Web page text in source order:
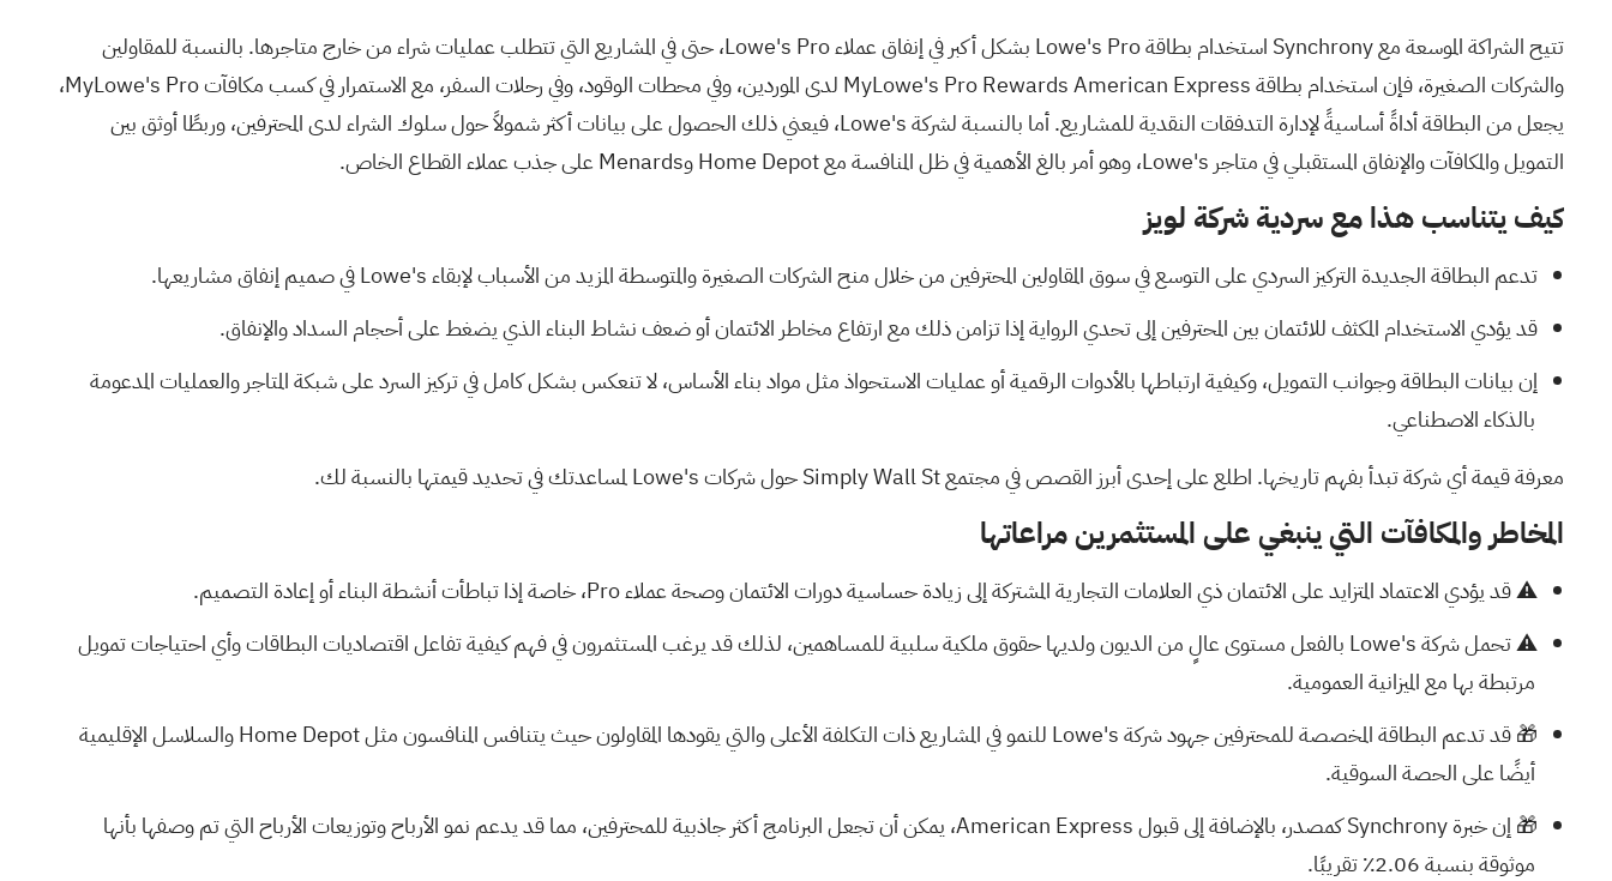
تتيح الشراكة الموسعة مع Synchrony استخدام بطاقة Lowe's Pro بشكل أكبر في إنفاق عملاء Lowe's Pro، حتى في المشاريع التي تتطلب عمليات شراء من خارج متاجرها. بالنسبة للمقاولين
والشركات الصغيرة، فإن استخدام بطاقة MyLowe's Pro Rewards American Express لدى الموردين، وفي محطات الوقود، وفي رحلات السفر، مع الاستمرار في كسب مكافآت MyLowe's Pro،
يجعل من البطاقة أداةً أساسيةً لإدارة التدفقات النقدية للمشاريع. أما بالنسبة لشركة Lowe's، فيعني ذلك الحصول على بيانات أكثر شمولاً حول سلوك الشراء لدى المحترفين، وربطًا أوثق بين
التمويل والمكافآت والإنفاق المستقبلي في متاجر Lowe's، وهو أمر بالغ الأهمية في ظل المنافسة مع Home Depot وMenards على جذب عملاء القطاع الخاص.
كيف يتناسب هذا مع سردية شركة لويز
تدعم البطاقة الجديدة التركيز السردي على التوسع في سوق المقاولين المحترفين من خلال منح الشركات الصغيرة والمتوسطة المزيد من الأسباب لإبقاء Lowe's في صميم إنفاق مشاريعها.
قد يؤدي الاستخدام المكثف للائتمان بين المحترفين إلى تحدي الرواية إذا تزامن ذلك مع ارتفاع مخاطر الائتمان أو ضعف نشاط البناء الذي يضغط على أحجام السداد والإنفاق.
إن بيانات البطاقة وجوانب التمويل، وكيفية ارتباطها بالأدوات الرقمية أو عمليات الاستحواذ مثل مواد بناء الأساس، لا تنعكس بشكل كامل في تركيز السرد على شبكة المتاجر والعمليات المدعومة
بالذكاء الاصطناعي.
معرفة قيمة أي شركة تبدأ بفهم تاريخها. اطلع على إحدى أبرز القصص في مجتمع Simply Wall St حول شركات Lowe's لمساعدتك في تحديد قيمتها بالنسبة لك.
المخاطر والمكافآت التي ينبغي على المستثمرين مراعاتها
⚠️ قد يؤدي الاعتماد المتزايد على الائتمان ذي العلامات التجارية المشتركة إلى زيادة حساسية دورات الائتمان وصحة عملاء Pro، خاصة إذا تباطأت أنشطة البناء أو إعادة التصميم.
⚠️ تحمل شركة Lowe's بالفعل مستوى عالٍ من الديون ولديها حقوق ملكية سلبية للمساهمين، لذلك قد يرغب المستثمرون في فهم كيفية تفاعل اقتصاديات البطاقات وأي احتياجات تمويل
مرتبطة بها مع الميزانية العمومية.
🎁 قد تدعم البطاقة المخصصة للمحترفين جهود شركة Lowe's للنمو في المشاريع ذات التكلفة الأعلى والتي يقودها المقاولون حيث يتنافس المنافسون مثل Home Depot والسلاسل الإقليمية
أيضًا على الحصة السوقية.
🎁 إن خبرة Synchrony كمصدر، بالإضافة إلى قبول American Express، يمكن أن تجعل البرنامج أكثر جاذبية للمحترفين، مما قد يدعم نمو الأرباح وتوزيعات الأرباح التي تم وصفها بأنها
موثوقة بنسبة 2.06٪ تقريبًا.